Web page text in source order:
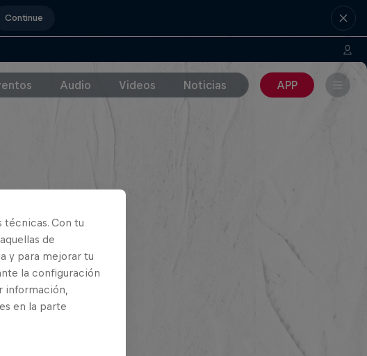
Continue
Audio Videos Noticias APP
técnicas. Con tu
de
y para mejorar tu
la configuración
información,
en la parte